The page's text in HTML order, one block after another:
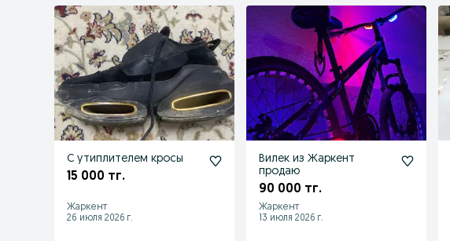
С утиплителем кросы
15 000 тг.
Жаркент
26 июля 2026 г.
Вилек из Жаркент
продаю
90 000 тг.
Жаркент
13 июля 2026 г.